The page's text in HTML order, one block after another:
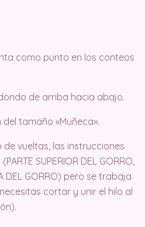
como punto en los conteos
de arriba hacia abajo.
tamaño «Muñeca».
vueltas, las instrucciones
SUPERIOR DEL GORRO,
DEL GORRO) pero se trabaja
cortar y unir el hilo al